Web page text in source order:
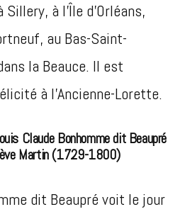
à l’Île d’Orléans,
au Bas-Saint-
la Beauce. Il est
à l’Ancienne-Lorette.
Claude Bonhomme dit Beaupré
Martin (1729-1800)
dit Beaupré voit le jour